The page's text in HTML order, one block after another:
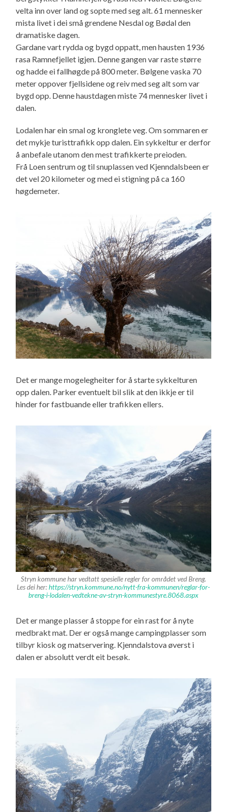
velta inn over land og sopte med seg alt. 61 mennesker
mista livet i dei små grendene Nesdal og Bødal den
dramatiske dagen.
Gardane vart rydda og bygd oppatt, men hausten 1936
rasa Ramnefjellet igjen. Denne gangen var raste større
og hadde ei fallhøgde på 800 meter. Bølgene vaska 70
meter oppover fjellsidene og reiv med seg alt som var
bygd opp. Denne haustdagen miste 74 mennesker livet i
dalen.
Lodalen har ein smal og kronglete veg. Om sommaren er
det mykje turisttrafikk opp dalen. Ein sykkeltur er derfor
å anbefale utanom den mest trafikkerte preioden.
Frå Loen sentrum og til snuplassen ved Kjenndalsbeen er
det vel 20 kilometer og med ei stigning på ca 160
høgdemeter.
Det er mange mogelegheiter for å starte sykkelturen
opp dalen. Parker eventuelt bil slik at den ikkje er til
hinder for fastbuande eller trafikken ellers.
Stryn kommune har vedtatt spesielle regler for området ved Breng.
Les dei her:https://stryn.kommune.no/nytt-fra-kommunen/reglar-for-
breng-i-lodalen-vedtekne-av-stryn-kommunestyre.8068.aspx
Det er mange plasser å stoppe for ein rast for å nyte
medbrakt mat. Der er også mange campingplasser som
tilbyr kiosk og matservering. Kjenndalstova øverst i
dalen er absolutt verdt eit besøk.